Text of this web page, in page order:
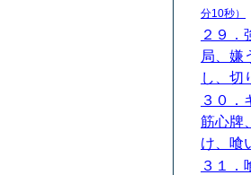
分10秒）
２９．
局、嫌
し、
３０．
筋心牌
け、
３１．